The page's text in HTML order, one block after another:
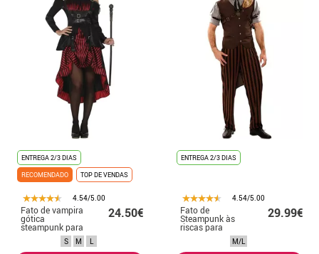
ENTREGA 2/3 DIAS
RECOMENDADO
TOP DE VENDAS
4.54/5.00
Fato de vampira
gótica
steampunk para
mulheres
24.50€
S M L
ENTREGA 2/3 DIAS
4.54/5.00
Fato de
Steampunk às
riscas para
homem
29.99€
M/L